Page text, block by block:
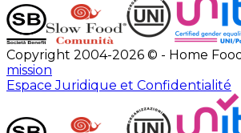
Copyright 2004-2026 © - Home
mission
Espace Juridique et Confidentialité